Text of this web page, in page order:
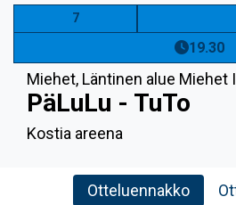
7
19.30
Miehet, Läntinen alue Miehet
PäLuLu - TuTo
Kostia areena
Otteluennakko